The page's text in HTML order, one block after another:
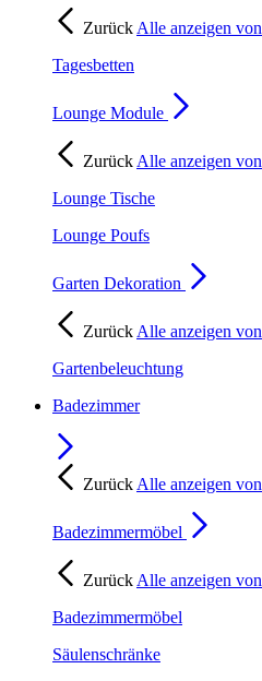
Zurück Alle anzeigen von
Tagesbetten
Lounge Module
Zurück Alle anzeigen von
Lounge Tische
Lounge Poufs
Garten Dekoration
Zurück Alle anzeigen von
Gartenbeleuchtung
Badezimmer
Zurück Alle anzeigen von
Badezimmermöbel
Zurück Alle anzeigen von
Badezimmermöbel
Säulenschränke